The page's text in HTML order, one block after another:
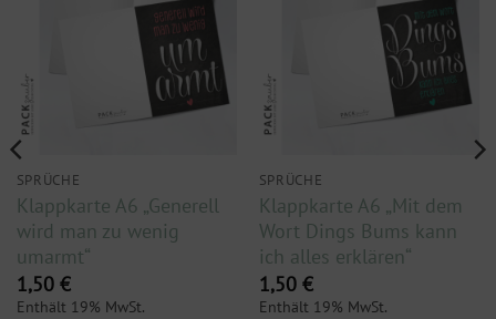
SPRÜCHE
Klappkarte A6 „Generell
wird man zu wenig
umarmt“
1,50 €
Enthält 19% MwSt.
SPRÜCHE
Klappkarte A6 „Mit dem
Wort Dings Bums kann
ich alles erklären“
1,50 €
Enthält 19% MwSt.